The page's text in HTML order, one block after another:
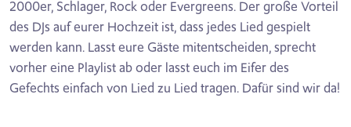
2000er, Schlager, Rock oder Evergreens. Der große Vorteil
des DJs auf eurer Hochzeit ist, dass jedes Lied gespielt
werden kann. Lasst eure Gäste mitentscheiden, sprecht
vorher eine Playlist ab oder lasst euch im Eifer des
Gefechts einfach von Lied zu Lied tragen. Dafür sind wir da!